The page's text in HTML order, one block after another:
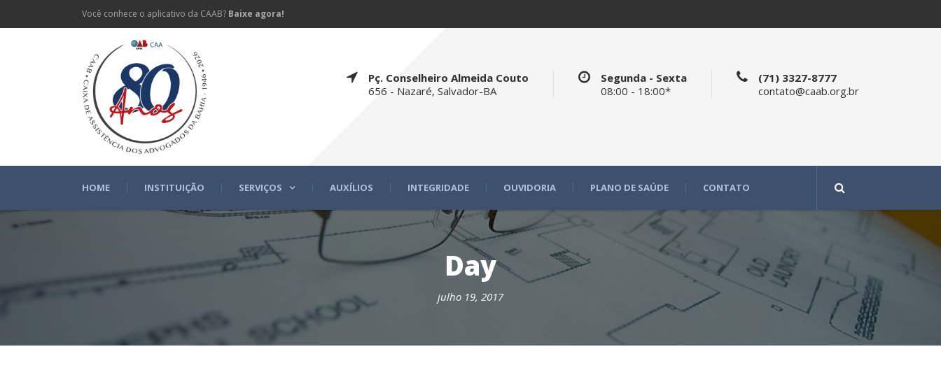
Você conhece o aplicativo da CAAB? Baixe agora!
Pç. Conselheiro Almeida Couto
656 - Nazaré, Salvador-BA
Segunda - Sexta
08:00 - 18:00*
(71) 3327-8777
contato@caab.org.br
HOME INSTITUIÇÃO SERVIÇOS AUXÍLIOS INTEGRIDADE OUVIDORIA PLANO DE SAÚDE CONTATO
Day
julho 19, 2017